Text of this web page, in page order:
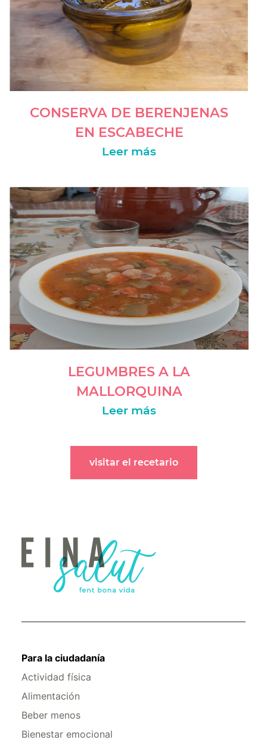
CONSERVA DE BERENJENAS
EN ESCABECHE
Leer más
-->org.dom4j.tree.DefaultDocument@1a1cc10a
[Document: name null]<-- -->es_ES<--
LEGUMBRES A LA
MALLORQUINA
Leer más
visitar el recetario
Para la ciudadanía
Actividad física
Alimentación
Beber menos
Bienestar emocional